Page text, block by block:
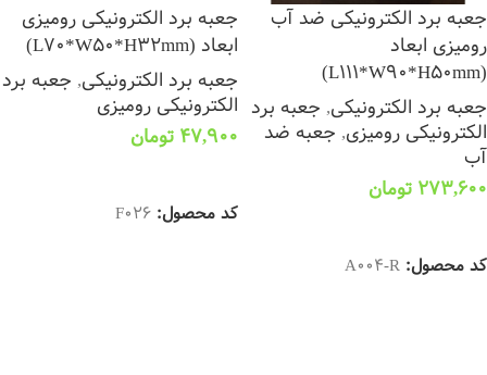
جعبه برد الکترونیکی ضد آب
رومیزی ابعاد
(L111*W90*H50mm)
جعبه برد الکترونیکی, جعبه برد
الکترونیکی رومیزی, جعبه ضد
آب
273,600 تومان
کد محصول: A004-R
جعبه برد الکترونیکی رومیزی
ابعاد (L70*W50*H32mm)
جعبه برد الکترونیکی, جعبه برد
الکترونیکی رومیزی
47,900 تومان
کد محصول: F026